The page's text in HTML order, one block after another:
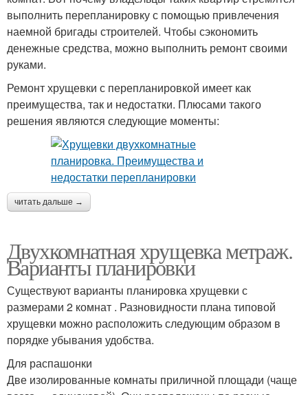
выполнить перепланировку с помощью привлечения
наемной бригады строителей. Чтобы сэкономить
денежные средства, можно выполнить ремонт своими
руками.
Ремонт хрущевки с перепланировкой имеет как
преимущества, так и недостатки. Плюсами такого
решения являются следующие моменты:
читать дальше →
Двухкомнатная хрущевка метраж.
Варианты планировки
Существуют варианты планировка хрущевки с
размерами 2 комнат . Разновидности плана типовой
хрущевки можно расположить следующим образом в
порядке убывания удобства.
Для распашонки
Две изолированные комнаты приличной площади (чаще